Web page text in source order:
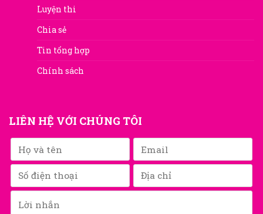
Luyện thi
Chia sẻ
Tin tổng hợp
Chính sách
LIÊN HỆ VỚI CHÚNG TÔI